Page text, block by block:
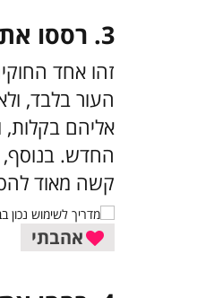
3. רססו את הבושם על העור בלבד
זהו אחד
העור בלבד,
אליהם
החדש.
קשה מאוד
אהבתי